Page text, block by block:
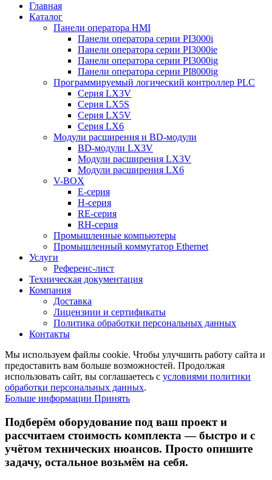
Главная
Каталог
Панели оператора HMI
Панели оператора серии PI3000i
Панели оператора серии PI3000ie
Панели оператора серии PI3000ig
Панели оператора серии PI8000ig
Программируемый логический контроллер PLC
Серия LX3V
Серия LX5S
Серия LX5V
Серия LX6
Модули расширения и BD-модули
BD-модули LX3V
Модули расширения LX3V
Модули расширения LX6
V-BOX
E-серия
H-серия
RE-серия
RH-серия
Промышленные компьютеры
Промышленный коммутатор Ethernet
Услуги
Референс-лист
Техническая документация
Компания
Доставка
Лицензиии и сертификаты
Политика обработки персональных данных
Контакты
Мы используем файлы cookie. Чтобы улучшить работу сайта и
предоставить вам больше возможностей. Продолжая
использовать сайт, вы соглашаетесь с условиями политики
обработки персональных данных.
Больше информации Больше
Принять
Подберём оборудование под ваш проект и
рассчитаем стоимость комплекта — быстро и с
учётом технических нюансов. Просто опишите
задачу, остальное возьмём на себя.